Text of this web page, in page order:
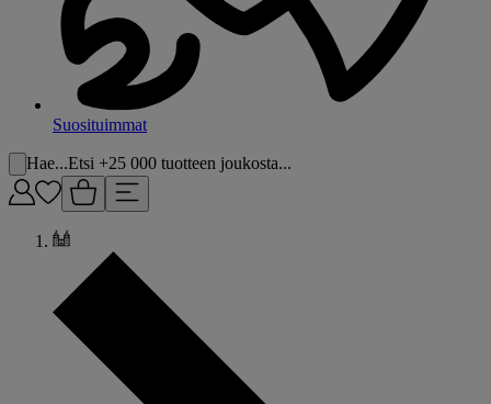
Suosituimmat
Hae...Etsi +25 000 tuotteen joukosta...